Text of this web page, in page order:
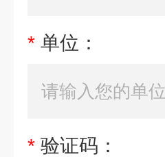
* 单位：
* 验证码：